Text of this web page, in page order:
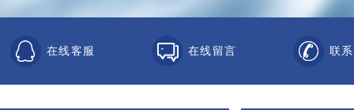
在线客服 在线留言 联